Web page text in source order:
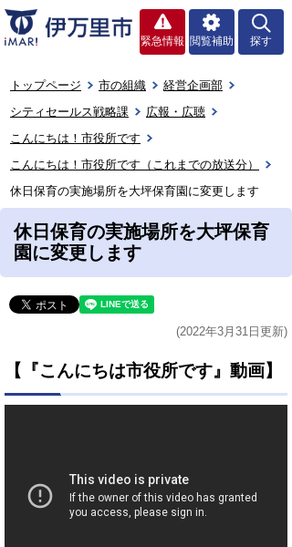
緊急情報 閲覧補助 探す
トップページ 市の組織
経営企画部
シティセールス戦略課
広報・広聴
こんにちは！市役所です
こんにちは！市役所です（これまでの放送分）
休日保育の実施場所を大坪保育園に変更します
休日保育の実施場所を大坪保育
園に変更します
(2022年3月31日更新)
【『こんにちは市役所です』動画】